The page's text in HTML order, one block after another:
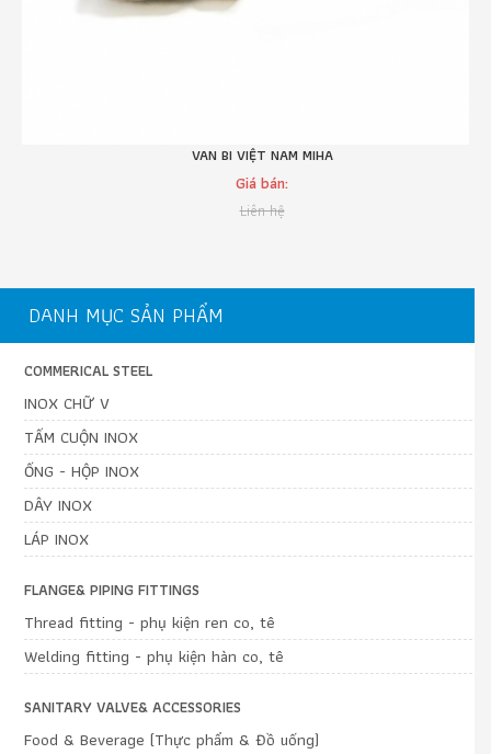
VAN BI VIỆT NAM MIHA
Giá bán:
Liên hệ
DANH MỤC SẢN PHẨM
COMMERICAL STEEL
INOX CHỮ V
TẤM CUỘN INOX
ỐNG - HỘP INOX
DÂY INOX
LÁP INOX
FLANGE& PIPING FITTINGS
Thread fitting - phụ kiện ren co, tê
Welding fitting - phụ kiện hàn co, tê
SANITARY VALVE& ACCESSORIES
Food & Beverage (Thực phẩm & Đồ uống)